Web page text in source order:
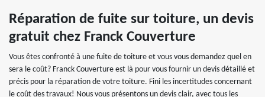
Réparation de fuite sur toiture, un devis
gratuit chez Franck Couverture
Vous êtes confronté à une fuite de toiture et vous vous demandez quel en
sera le coût? Franck Couverture est là pour vous fournir un devis détaillé et
précis pour la réparation de votre toiture. Fini les incertitudes concernant
le coût des travaux! Nous vous présentons un devis clair, avec tous les